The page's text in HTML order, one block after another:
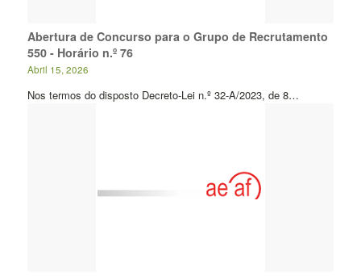
Abertura de Concurso para o Grupo de Recrutamento
550 - Horário n.º 76
Abril 15, 2026
Nos termos do disposto Decreto-Lei n.º 32-A/2023, de 8…